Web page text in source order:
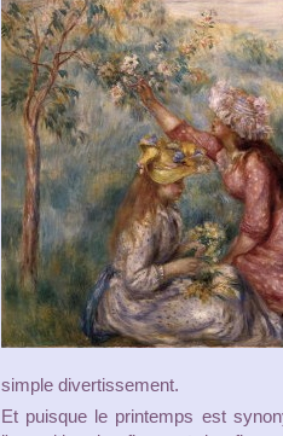
simple divertissement.
Et puisque le printemps est